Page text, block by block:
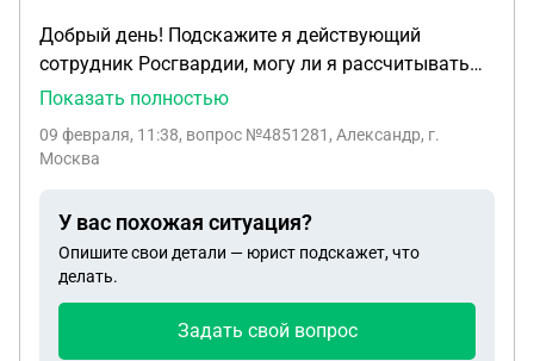
Добрый день! Подскажите я действующий
сотрудник Росгвардии, могу ли я рассчитывать
на смешанную пенсию? при условии, мне 44 года
гражданского стажа, 14 лет служба в Росгвардии,
Показать полностью
09 февраля, 11:38, вопрос №4851281, Александр, г.
Москва
У вас похожая ситуация?
Опишите свои детали — юрист подскажет, что
делать.
Задать свой вопрос